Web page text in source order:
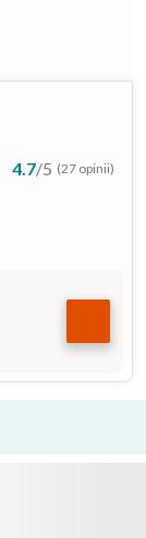
4.7/5 (27 opinii)